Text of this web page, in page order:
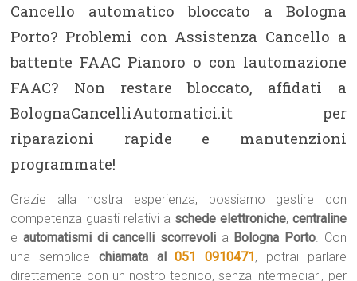
Cancello automatico bloccato a Bologna
Porto? Problemi con Assistenza Cancello a
battente FAAC Pianoro o con lautomazione
FAAC? Non restare bloccato, affidati a
BolognaCancelliAutomatici.it per
riparazioni rapide e manutenzioni
programmate!
Grazie alla nostra esperienza, possiamo gestire con
competenza guasti relativi a schede elettroniche, centraline
eautomatismi di cancelli scorrevoli a Bologna Porto. Con
una semplice chiamata al051 0910471, potrai parlare
direttamente con un nostro tecnico, senza intermediari, per